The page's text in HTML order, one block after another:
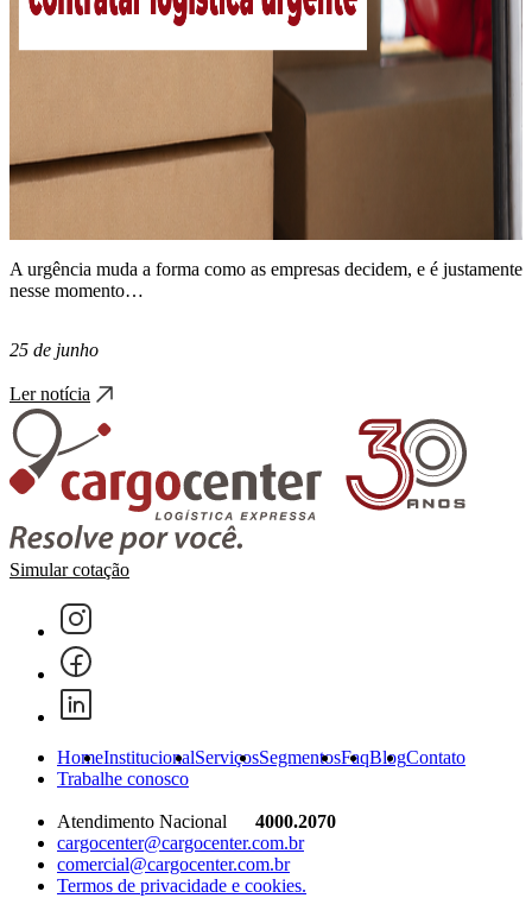
A urgência muda a forma como as empresas decidem, e é justamente
nesse momento…
25 de junho
Ler notícia
Simular cotação
HomeInstitucionalServiçosSegmentosFaqBlogContato
Trabalhe conosco
Atendimento Nacional
4000.2070
cargocenter@cargocenter.com.br
comercial@cargocenter.com.br
Termos de privacidade e cookies.